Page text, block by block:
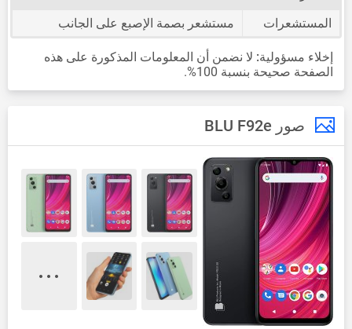
المستشعرات
مستشعر بصمة الإصبع على الجانب
إخلاء مسؤولية: لا نضمن أن المعلومات المذكورة على هذه
الصفحة صحيحة بنسبة 100%.
صور BLU F92e